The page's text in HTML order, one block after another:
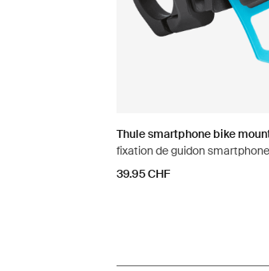
Thule smartphone bike
fixation de guidon
39.95 CHF